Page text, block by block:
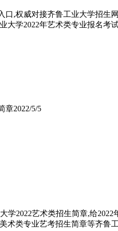
口,权威对接齐鲁工业大学招
学2022年艺术类专业报名考
章2022/5/5
2022艺术类招生简章,给
术类专业艺考招生简章等齐鲁